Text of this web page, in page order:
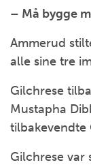
– Må bygge
Ammerud
alle sine tre
Gilchrese
Mustapha
tilbakevendte
Gilchrese var